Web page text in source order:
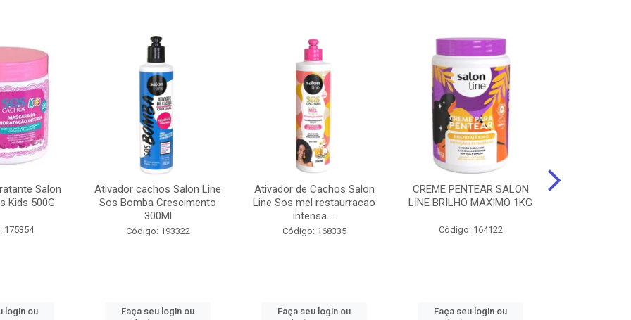
Salon
Kids 500G
175354
login ou
Ativador cachos Salon Line
Sos Bomba Crescimento
300Ml
Código: 193322
Faça seu login ou
Ativador de Cachos Salon
Line Sos mel restaurracao
intensa ...
Código: 168335
Faça seu login ou
CREME PENTEAR SALON
LINE BRILHO MAXIMO 1KG
Código: 164122
Faça seu login ou